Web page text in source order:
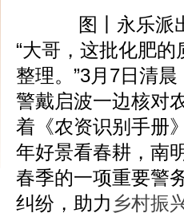
图丨永乐派
“大哥，这批化肥
整理。”3月7日清晨
警戴启波一边核对
着《农资识别手册
年好景看春耕，南
春季的一项重要警
纠纷，助力 乡村振